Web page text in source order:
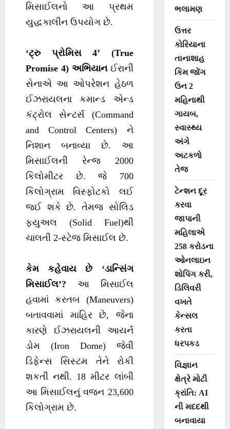
મિસાઈલનો આ પ્રથમ
યુદ્ધકાલીન ઉપયોગ છે.
‘ટ્રુ પ્રોમિસ 4’ (True
Promise 4) અભિયાનઈરાની
સેનાએ આ ઓપરેશન હેઠળ
ઈઝરાયલના કમાન્ડ એન્ડ
કંટ્રોલ સેન્ટર્સ (Command
and Control Centers) ને
નિશાન બનાવ્યા છે. આ
મિસાઈલની રેન્જ 2000
કિલોમીટર છે. જે 700
કિલોગ્રામ વિસ્ફોટકો લઈ
જઈ શકે છે. તેમજ સોલિડ
ફ્યુઅલ (Solid Fuel)થી
ચાલતી 2-સ્ટેજ મિસાઈલ છે.
કેમ કહેવાય છે ‘ડાન્સિંગ
મિસાઈલ’? આ મિસાઈલ
હવામાં કરતબ (Maneuvers)
બતાવવામાં માહિર છે, જેના
કારણે ઈઝરાયલની આયર્ન
ડોમ (Iron Dome) જેવી
ડિફેન્સ સિસ્ટમ તેને રોકી
શકતી નથી. 18 મીટર લાંબી
આ મિસાઈલનું વજન 23,600
કિલોગ્રામ છે.
ભલામણ
ઉત્તર
કોરિયાના
તાનાશાહ
કિમ જોંગ
ઉન 2
મહિનાથી
ગાયબ,
સ્વાસ્થ્ય
અંગે
અટકળો
તેજ
ટેન્શન દૂર
કરવા
જાપાની
મહિલાએ
258 કરોડના
ઓનલાઇન
શોપિંગ કરી,
ડિલિવરી
વખતે
કેન્સલ
કરતા
ધરપકડ
વિજ્ઞાન
ક્ષેત્રે મોટી
ક્રાંતિ: AI
ની મદદથી
બનાવાયા